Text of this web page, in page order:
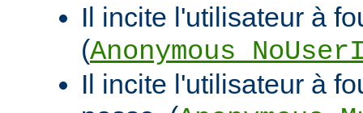
Il incite l'utilisateur à
(
Il incite l'utilisateur à